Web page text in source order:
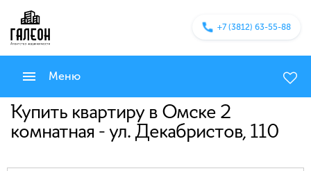
+7 (3812) 63-55-88
Меню
Купить квартиру в Омске 2
комнатная - ул. Декабристов, 110